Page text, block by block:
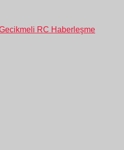
RC Haberleşme